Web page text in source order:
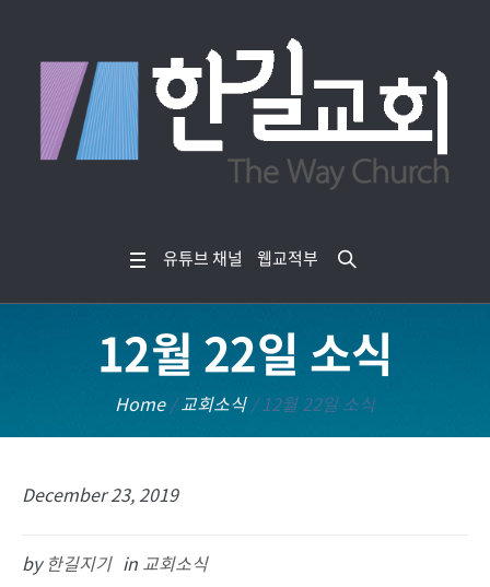
유튜브 채널 웹교적부
12월 22일 소식
Home /교회소식 /12월 22일 소식
December 23, 2019
by 한길지기 in 교회소식